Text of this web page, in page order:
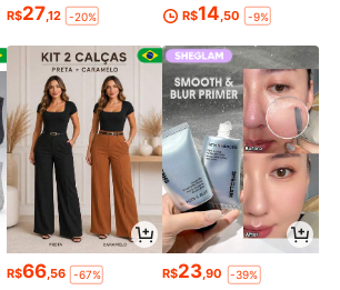
R$27,12 -20% R$14 ,50 -9%
R$66,56 -67% R$23,90 -39%